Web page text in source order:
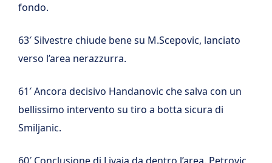
fondo.
63′ Silvestre chiude bene su M.Scepovic, lanciato
verso l’area nerazzurra.
61′ Ancora decisivo Handanovic che salva con un
bellissimo intervento su tiro a botta sicura di
Smiljanic.